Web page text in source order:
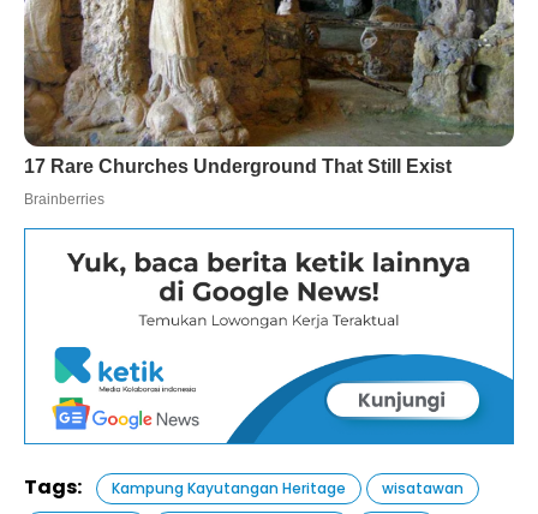
Tags: Kampung Kayutangan Heritage
wisatawan